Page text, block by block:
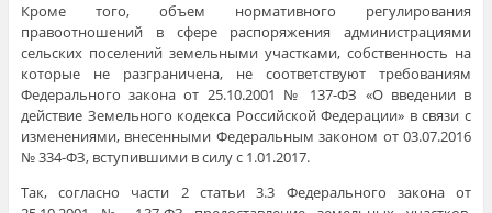
Кроме того, объем нормативного регулирования
правоотношений в сфере распоряжения администрациями
сельских поселений земельными участками, собственность на
которые не разграничена, не соответствуют требованиям
Федерального закона от 25.10.2001 № 137-ФЗ «О введении в
действие Земельного кодекса Российской Федерации» в связи с
изменениями, внесенными Федеральным законом от 03.07.2016
№ 334-ФЗ, вступившими в силу с 1.01.2017.
Так, согласно части 2 статьи 3.3 Федерального закона от